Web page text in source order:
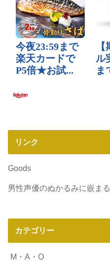
リンク
Goods
男性声優のぬかるみに嵌まる
カテゴリー
M・A・O